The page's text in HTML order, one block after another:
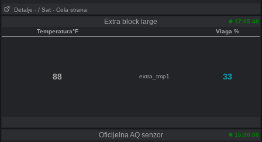
Detalje - / Sat - Cela strana
Extra block large
17:05:48
Temperatura°F
Vlaga %
88 extra_tmp1 33
Oficijelna AQ senzor 15:00:00